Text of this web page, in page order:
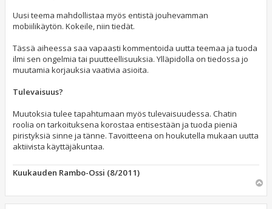
Uusi teema mahdollistaa myös entistä jouhevamman
mobiilikäytön. Kokeile, niin tiedät.
Tässä aiheessa saa vapaasti kommentoida uutta teemaa ja tuoda
ilmi sen ongelmia tai puutteellisuuksia. Ylläpidolla on tiedossa jo
muutamia korjauksia vaativia asioita.
Tulevaisuus?
Muutoksia tulee tapahtumaan myös tulevaisuudessa. Chatin
roolia on tarkoituksena korostaa entisestään ja tuoda pieniä
piristyksiä sinne ja tänne. Tavoitteena on houkutella mukaan uutta
aktiivista käyttäjäkuntaa.
Kuukauden Rambo-Ossi (8/2011)
ö